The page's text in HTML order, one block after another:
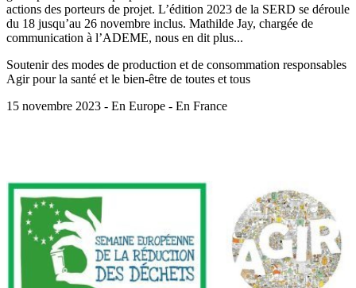
actions des porteurs de projet. L’édition 2023 de la SERD se déroule
du 18 jusqu’au 26 novembre inclus. Mathilde Jay, chargée de
communication à l’ADEME, nous en dit plus...
Soutenir des modes de production et de consommation responsables
Agir pour la santé et le bien-être de toutes et tous
15 novembre 2023 - En Europe - En France